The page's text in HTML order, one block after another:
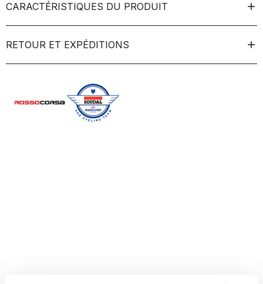
CARACTÉRISTIQUES DU PRODUIT
RETOUR ET EXPÉDITIONS